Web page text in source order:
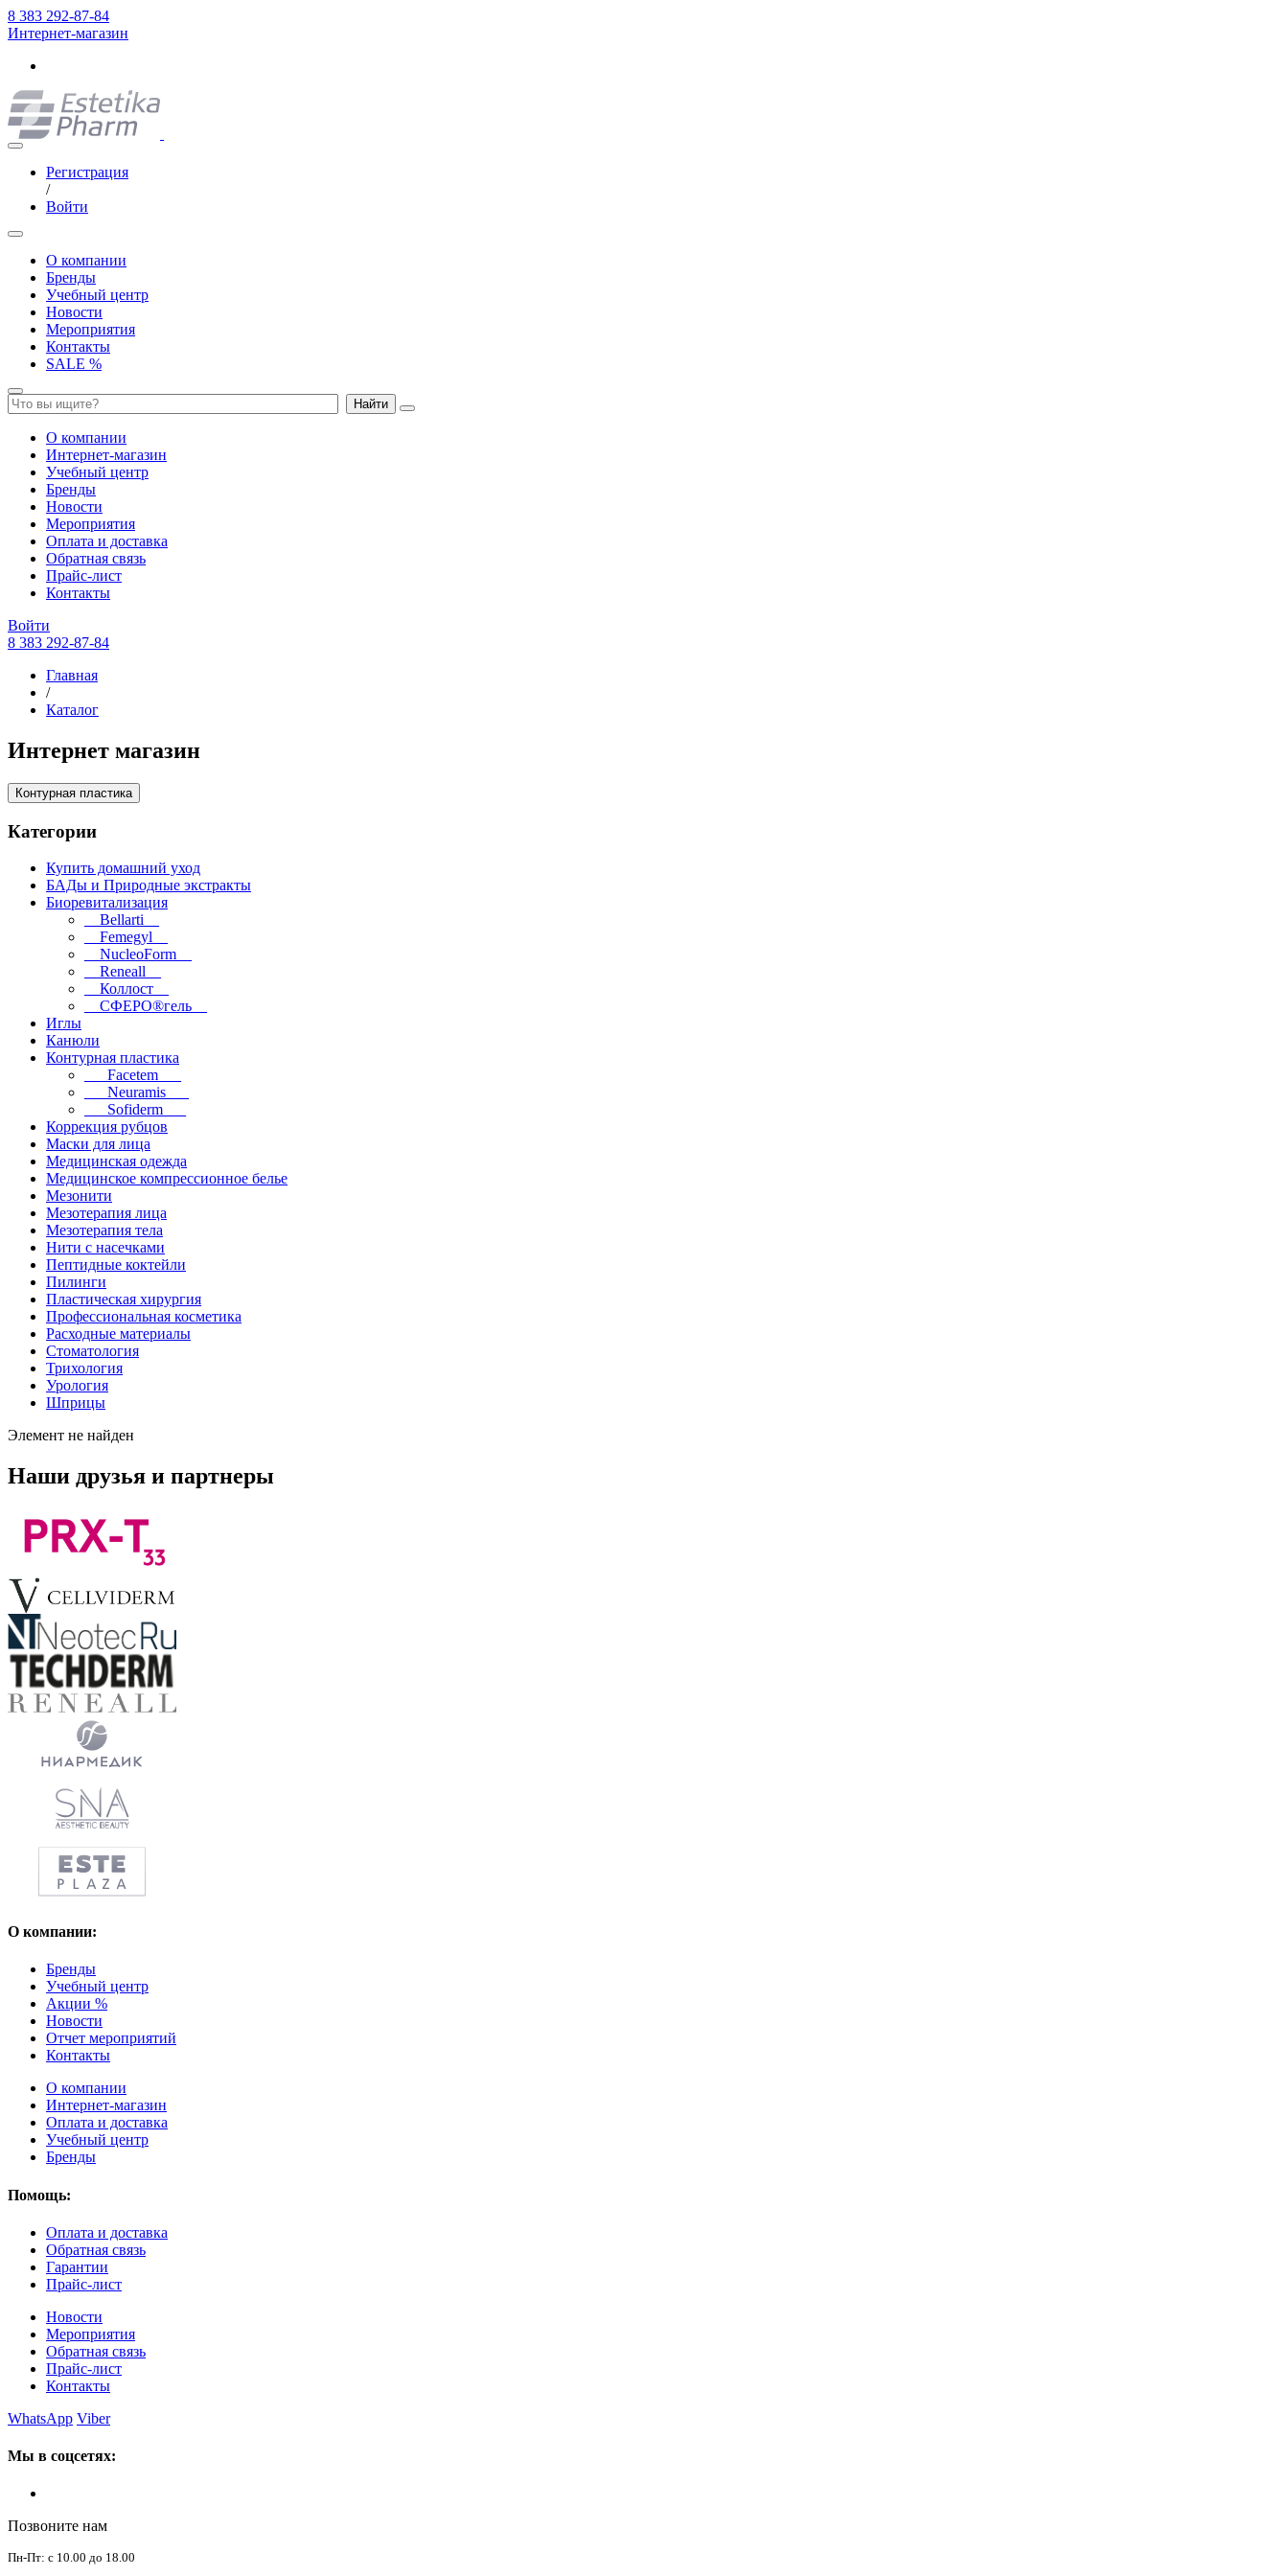
8 383 292-87-84
Интернет-магазин
Регистрация
/
Войти
О компании
Бренды
Учебный центр
Новости
Мероприятия
Контакты
SALE %
Найти
О компании
Интернет-магазин
Учебный центр
Бренды
Новости
Мероприятия
Оплата и доставка
Обратная связь
Прайс-лист
Контакты
Войти
8 383 292-87-84
Главная
/
Каталог
Интернет магазин
Контурная пластика
Категории
Купить домашний уход
БАДы и Природные экстракты
Биоревитализация
__Bellarti__
__Femegyl__
__NucleoForm__
__Reneall__
__Коллост__
__СФЕРО®гель__
Иглы
Канюли
Контурная пластика
___Facetem___
___Neuramis___
___Sofiderm___
Коррекция рубцов
Маски для лица
Медицинская одежда
Медицинское компрессионное белье
Мезонити
Мезотерапия лица
Мезотерапия тела
Нити с насечками
Пептидные коктейли
Пилинги
Пластическая хирургия
Профессиональная косметика
Расходные материалы
Стоматология
Трихология
Урология
Шприцы
Элемент не найден
Наши друзья и партнеры
О компании:
Бренды
Учебный центр
Акции %
Новости
Отчет мероприятий
Контакты
О компании
Интернет-магазин
Оплата и доставка
Учебный центр
Бренды
Помощь:
Оплата и доставка
Обратная связь
Гарантии
Прайс-лист
Новости
Мероприятия
Обратная связь
Прайс-лист
Контакты
WhatsApp Viber
Мы в соцсетях:
Позвоните нам
Пн-Пт: с 10.00 до 18.00